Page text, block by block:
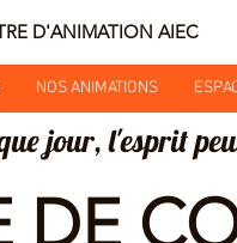
D'ANIMATION AIEC
NOS ANIMATIONS
jour, l'esprit
DE